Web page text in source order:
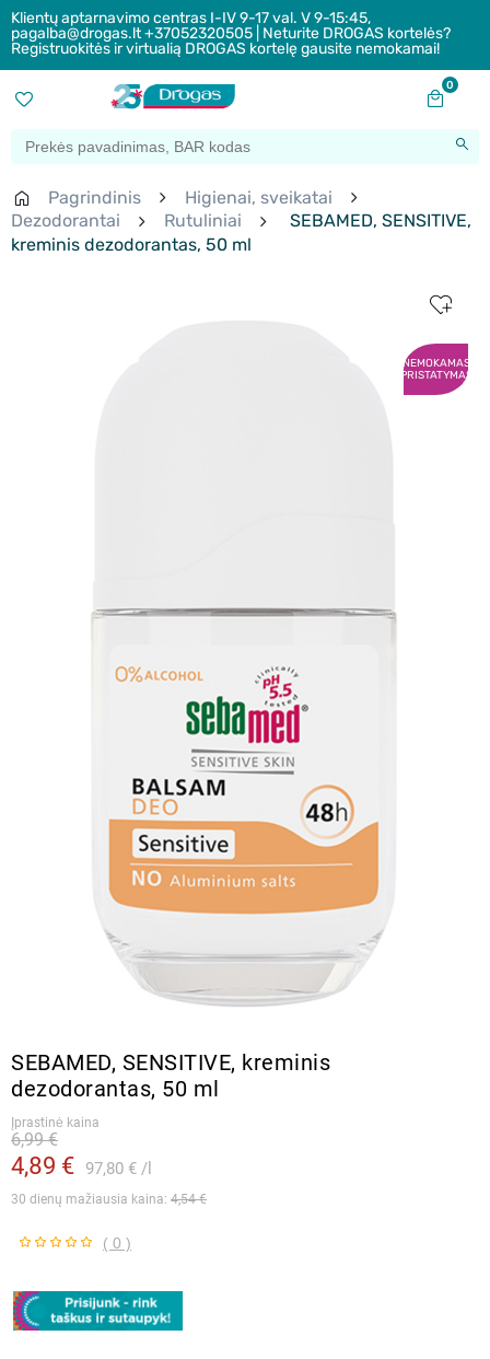
Klientų aptarnavimo centras I-IV 9-17 val. V 9-15:45,
pagalba@drogas.lt +37052320505 | Neturite DROGAS kortelės?
Registruokitės ir virtualią DROGAS kortelę gausite nemokamai!
0
Pagrindinis
Higienai, sveikatai
Dezodorantai
Rutuliniai
SEBAMED, SENSITIVE,
kreminis dezodorantas, 50 ml
NEMOKAMAS
PRISTATYMAS
SEBAMED, SENSITIVE, kreminis
dezodorantas, 50 ml
Įprastinė kaina
4,89 € 97,80 €
6,99 €
30 dienų mažiausia kaina: 4,54 €
( 0 )